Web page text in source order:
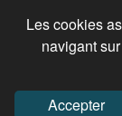
Les cookies
navigant
Accepter